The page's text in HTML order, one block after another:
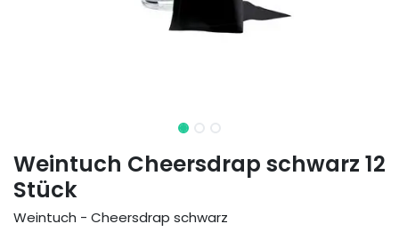
Weintuch Cheersdrap schwarz 12
Stück
Weintuch - Cheersdrap schwarz